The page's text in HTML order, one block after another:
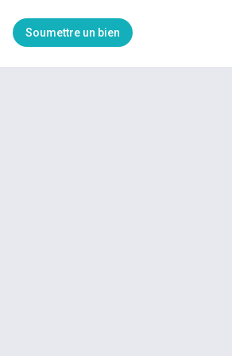
Soumettre un bien